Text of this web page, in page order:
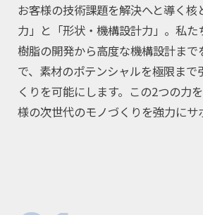
利用規約
お客様の技術課題を解決へと導く核
力」と「形状・機構設計力」。私た
樹脂の開発から高度な機構設計まで
で、素材のポテンシャルを極限まで
くりを可能にします。この2つの力
様の次世代のモノづくりを強力にサ